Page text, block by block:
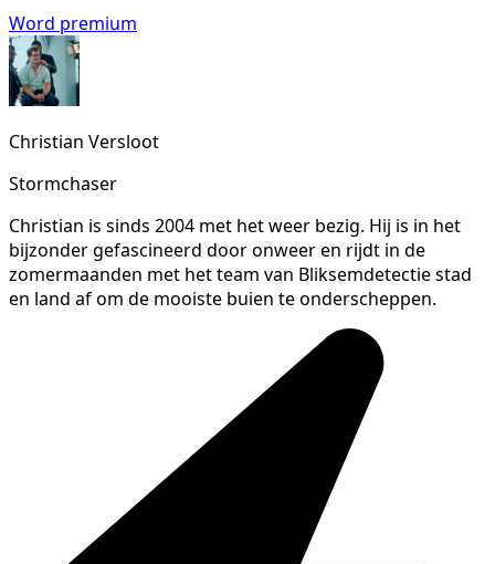
Word premium
Christian Versloot
Stormchaser
Christian is sinds 2004 met het weer bezig. Hij is in het
bijzonder gefascineerd door onweer en rijdt in de
zomermaanden met het team van Bliksemdetectie stad
en land af om de mooiste buien te onderscheppen.